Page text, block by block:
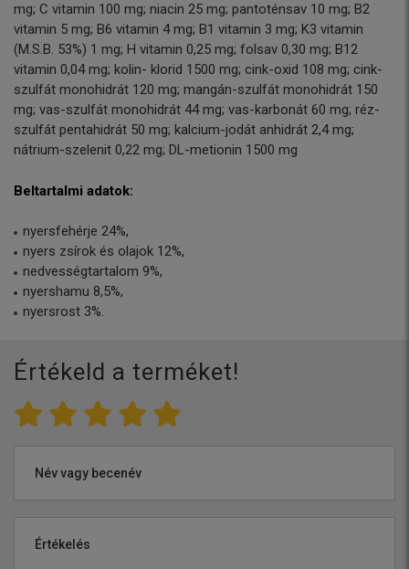
mg; C vitamin 100 mg; niacin 25 mg; pantoténsav 10 mg; B2
vitamin 5 mg; B6 vitamin 4 mg; B1 vitamin 3 mg; K3 vitamin
(M.S.B. 53%) 1 mg; H vitamin 0,25 mg; folsav 0,30 mg; B12
vitamin 0,04 mg; kolin- klorid 1500 mg; cink-oxid 108 mg; cink-
szulfát monohidrát 120 mg; mangán-szulfát monohidrát 150
mg; vas-szulfát monohidrát 44 mg; vas-karbonát 60 mg; réz-
szulfát pentahidrát 50 mg; kalcium-jodát anhidrát 2,4 mg;
nátrium-szelenit 0,22 mg; DL-metionin 1500 mg
Beltartalmi adatok:
nyersfehérje 24%,
nyers zsírok és olajok 12%,
nedvességtartalom 9%,
nyershamu 8,5%,
nyersrost 3%.
Értékeld a terméket!
Név vagy becenév
Értékelés